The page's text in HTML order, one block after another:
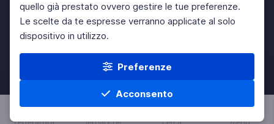
quello già prestato ovvero gestire le tue preferenze.
Le scelte da te espresse verranno applicate al solo
dispositivo in utilizzo.
Preferenze
Acconsento
Letteratura Tematiche Cerca Menu